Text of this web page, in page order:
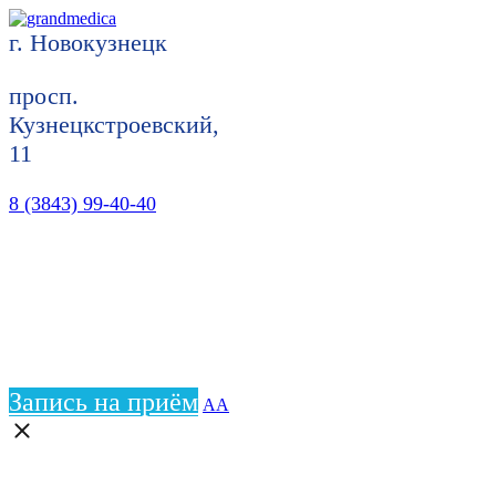
г. Новокузнецк
просп.
Кузнецкстроевский,
11
8 (3843) 99-40-40
Запись на приём АА